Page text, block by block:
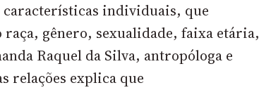
características individuais, que
raça, gênero, sexualidade, faixa etária,
Raquel da Silva, antropóloga e
relações explica que